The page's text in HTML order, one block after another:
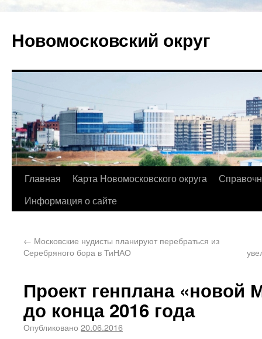
Новомосковский округ
Главная Карта Новомосковского округа
Информация о сайте
← Московские нудисты планируют перебраться из
Серебряного бора в ТиНАО
Проект генплана «новой
до конца 2016 года
Опубликовано 20.06.2016